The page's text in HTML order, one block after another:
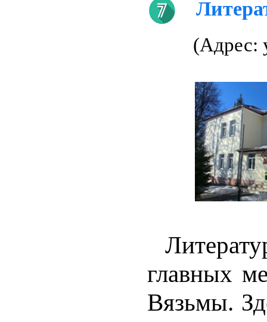
(Адрес:
главных
Вязьмы.